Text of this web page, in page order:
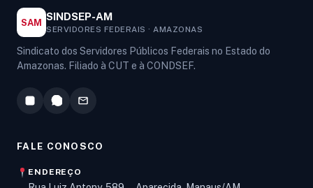
SAM SINDSEP-AM
SERVIDORES FEDERAIS · AMAZONAS
Sindicato dos Servidores Públicos Federais no Estado do
Amazonas. Filiado à CUT e à CONDSEF.
FALE CONOSCO
ENDEREÇO